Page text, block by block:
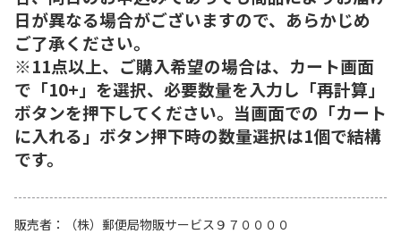
日が異なる場合がございますので、あらかじめ
ご了承ください。
※11点以上、ご購入希望の場合は、カート画面
で「10+」を選択、必要数量を入力し「再計算」
ボタンを押下してください。当画面での「カート
に入れる」ボタン押下時の数量選択は1個で結構
です。
販売者
（株）郵便局物販サービス９７００００